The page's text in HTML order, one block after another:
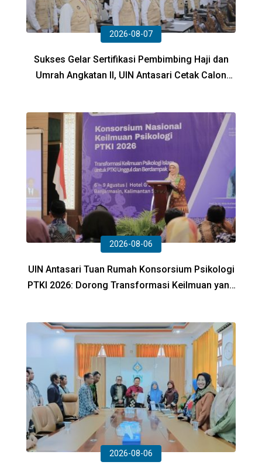
2026-08-07
Sukses Gelar Sertifikasi Pembimbing Haji dan
Umrah Angkatan II, UIN Antasari Cetak Calon
2026-08-06
UIN Antasari Tuan Rumah Konsorsium Psikologi
PTKI 2026: Dorong Transformasi Keilmuan yang
2026-08-06